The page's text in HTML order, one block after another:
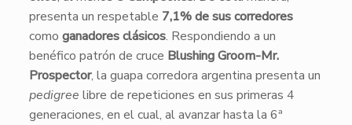
presenta un respetable 7,1% de sus corredores
como ganadores clásicos. Respondiendo a un
benéfico patrón de cruce Blushing Groom-Mr.
Prospector, la guapa corredora argentina presenta un
pedigree libre de repeticiones en sus primeras 4
generaciones, en el cual, al avanzar hasta la 6ª